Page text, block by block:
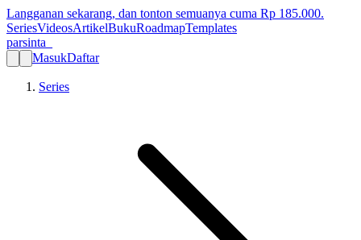
Langganan sekarang, dan tonton semuanya cuma Rp 185.000.
SeriesVideosArtikelBukuRoadmapTemplates
parsinta_
MasukDaftar
Series